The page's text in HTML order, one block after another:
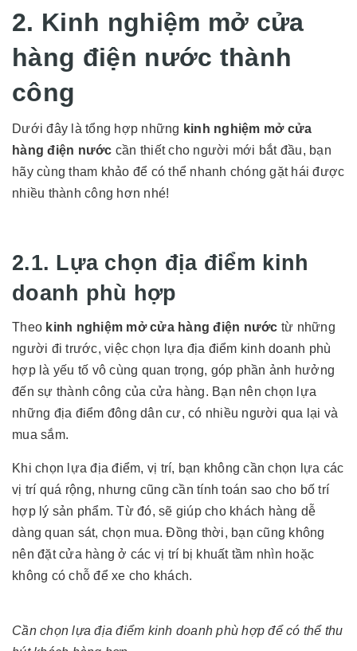
2. Kinh nghiệm mở cửa
hàng điện nước thành
công
Dưới đây là tổng hợp những kinh nghiệm mở cửa
hàng điện nước cần thiết cho người mới bắt đầu, bạn
hãy cùng tham khảo để có thể nhanh chóng gặt hái được
nhiều thành công hơn nhé!
2.1. Lựa chọn địa điểm kinh
doanh phù hợp
Theo kinh nghiệm mở cửa hàng điện nước từ những
người đi trước, việc chọn lựa địa điểm kinh doanh phù
hợp là yếu tố vô cùng quan trọng, góp phần ảnh hưởng
đến sự thành công của cửa hàng. Bạn nên chọn lựa
những địa điểm đông dân cư, có nhiều người qua lại và
mua sắm.
Khi chọn lựa địa điểm, vị trí, bạn không cần chọn lựa các
vị trí quá rộng, nhưng cũng cần tính toán sao cho bố trí
hợp lý sản phẩm. Từ đó, sẽ giúp cho khách hàng dễ
dàng quan sát, chọn mua. Đồng thời, bạn cũng không
nên đặt cửa hàng ở các vị trí bị khuất tầm nhìn hoặc
không có chỗ để xe cho khách.
Cần chọn lựa địa điểm kinh doanh phù hợp để có thể thu